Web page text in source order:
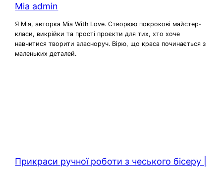
Mia admin
Я Мія, авторка Mia With Love. Створюю покрокові майстер-
класи, викрійки та прості проєкти для тих, хто хоче
навчитися творити власноруч. Вірю, що краса починається з
маленьких деталей.
Прикраси ручної роботи з чеського бісеру |